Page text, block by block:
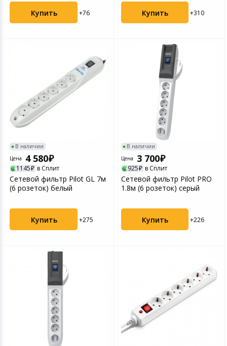
Купить +76 Купить +310
В наличии
Цена
4 580
1145 в Сплит
Сетевой фильтр Pilot GL 7м
(6 розеток) белый
Купить +275
В наличии
Цена
3 700
925 в Сплит
Сетевой фильтр Pilot PRO
1.8м (6 розеток) серый
Купить +226